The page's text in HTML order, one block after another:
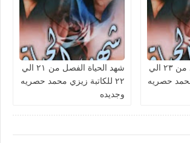
شهد الحياة الفصل من ٢٣ الي
محمد حصريه
شهد الحياة الفصل من ٢١ الي
٢٢ للكاتبة زيزي محمد حصريه
وجديده